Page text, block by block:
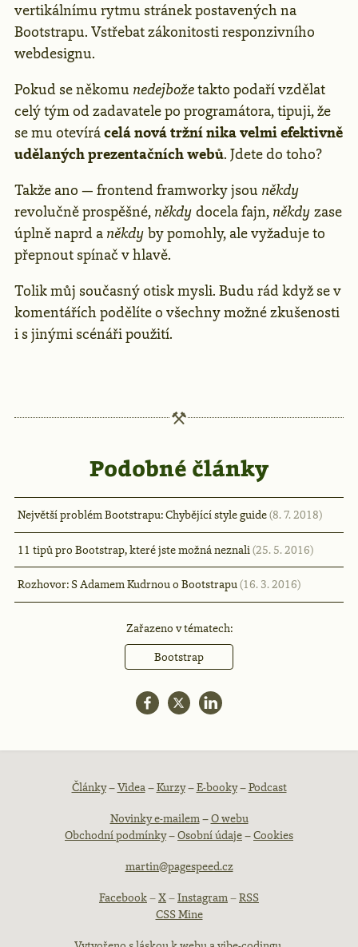
vertikálnímu rytmu stránek postavených na
Bootstrapu. Vstřebat zákonitosti responzivního
webdesignu.
Pokud se někomu nedejbožetakto podaří vzdělat
celý tým od zadavatele po programátora, tipuji, že
se mu otevírácelá nová tržní nika velmi efektivně
udělaných prezentačních webů. Jdete do toho?
Takže ano — frontend framworky jsou někdy
revolučně prospěšné, někdy docela fajn, někdy zase
úplně naprd a někdy by pomohly, ale vyžaduje to
přepnout spínač v hlavě.
Tolik můj současný otisk mysli. Budu rád když se v
komentářích podělíte o všechny možné zkušenosti
i s jinými scénáři použití.
Podobné články
Největší problém Bootstrapu: Chybějící style guide(8. 7. 2018)
11 tipů pro Bootstrap, které jste možná neznali (25. 5. 2016)
Rozhovor: S Adamem Kudrnou o Bootstrapu(16. 3. 2016)
Zařazeno v tématech:
Bootstrap
Patička
webu
Články–Videa–Kurzy–E-booky–Podcast
Novinky e-mailem–O webu
Obchodní podmínky–Osobní údaje–Cookies
martin@pagespeed.cz
Facebook–X–Instagram–RSS
CSS Mine